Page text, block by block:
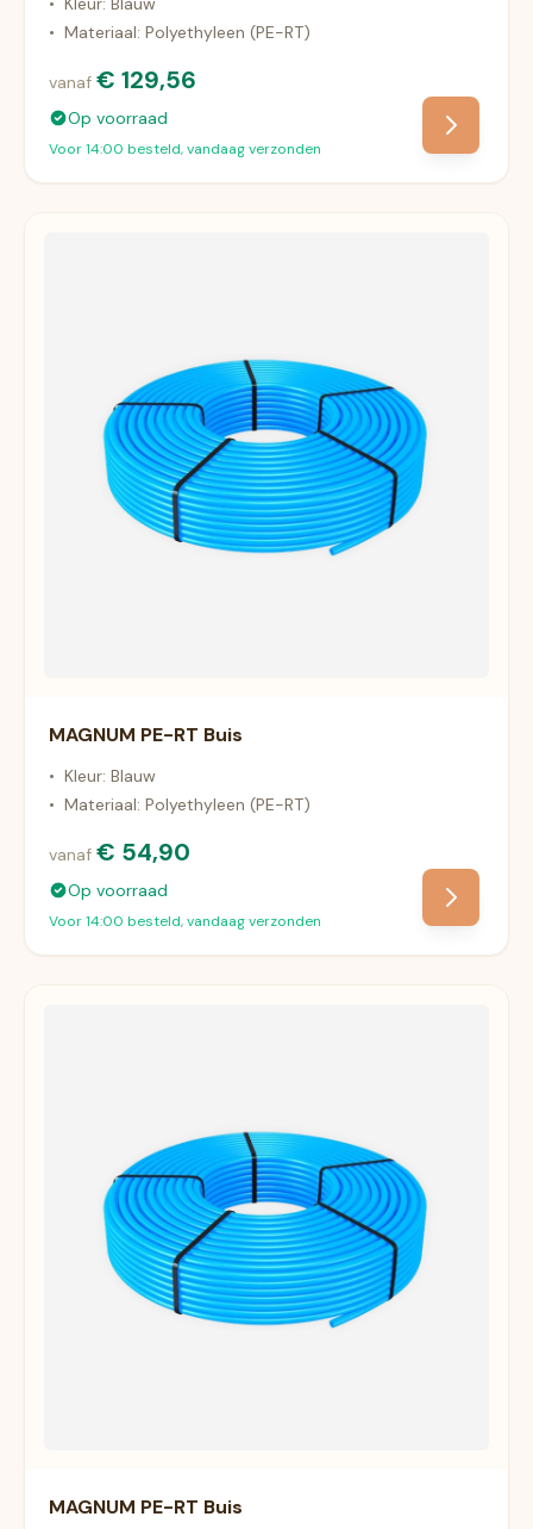
• Materiaal: Polyethyleen (PE-RT)
vanaf € 129,56
Op voorraad
Voor 14:00 besteld, vandaag verzonden
MAGNUM PE-RT Buis
• Kleur: Blauw
• Materiaal: Polyethyleen (PE-RT)
vanaf € 54,90
Op voorraad
Voor 14:00 besteld, vandaag verzonden
MAGNUM PE-RT Buis